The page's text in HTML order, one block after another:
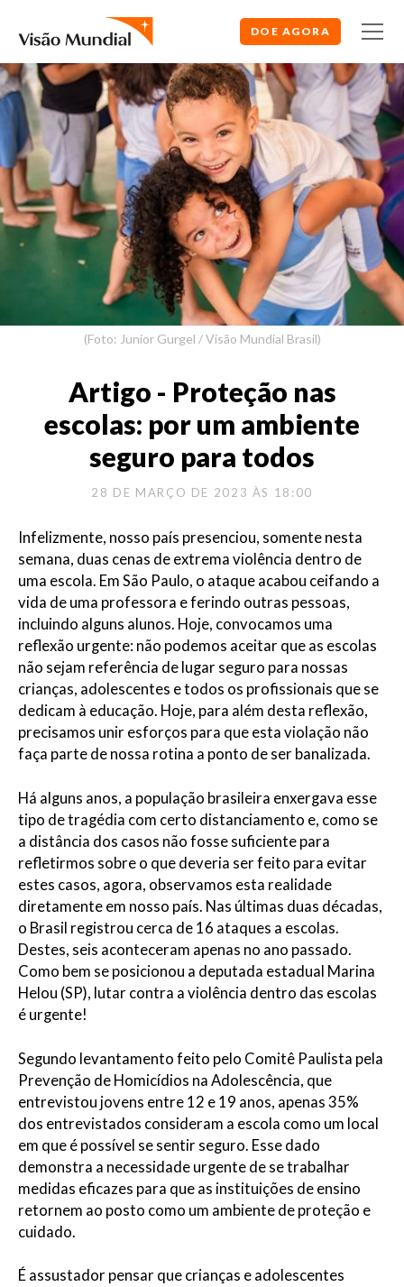
DOE AGORA
(Foto: Junior Gurgel / Visão Mundial Brasil)
Artigo - Proteção nas
escolas: por um ambiente
seguro para todos
28 DE MARÇO DE 2023 ÀS 18:00
Infelizmente, nosso país presenciou, somente nesta
semana, duas cenas de extrema violência dentro de
uma escola. Em São Paulo, o ataque acabou ceifando a
vida de uma professora e ferindo outras pessoas,
incluindo alguns alunos. Hoje, convocamos uma
reflexão urgente: não podemos aceitar que as escolas
não sejam referência de lugar seguro para nossas
crianças, adolescentes e todos os profissionais que se
dedicam à educação. Hoje, para além desta reflexão,
precisamos unir esforços para que esta violação não
faça parte de nossa rotina a ponto de ser banalizada.
Há alguns anos, a população brasileira enxergava esse
tipo de tragédia com certo distanciamento e, como se
a distância dos casos não fosse suficiente para
refletirmos sobre o que deveria ser feito para evitar
estes casos, agora, observamos esta realidade
diretamente em nosso país. Nas últimas duas décadas,
o Brasil registrou cerca de 16 ataques a escolas.
Destes, seis aconteceram apenas no ano passado.
Como bem se posicionou a deputada estadual Marina
Helou (SP), lutar contra a violência dentro das escolas
é urgente!
Segundo levantamento feito pelo Comitê Paulista pela
Prevenção de Homicídios na Adolescência, que
entrevistou jovens entre 12 e 19 anos, apenas 35%
dos entrevistados consideram a escola como um local
em que é possível se sentir seguro. Esse dado
demonstra a necessidade urgente de se trabalhar
medidas eficazes para que as instituições de ensino
retornem ao posto como um ambiente de proteção e
cuidado.
É assustador pensar que crianças e adolescentes